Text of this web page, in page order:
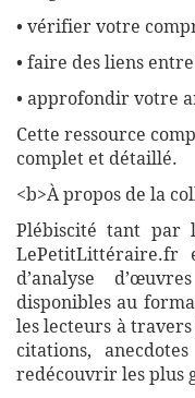
• vérifier votre
• faire des liens
• approfondir votre
Cette ressource
complet et détaillé.
<b>À propos de la
Plébiscité tant par
LePetitLittéraire.fr
d’analyse
disponibles au
les lecteurs à
citations,
redécouvrir les plus